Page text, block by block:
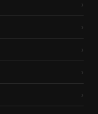
›
›
›
›
›